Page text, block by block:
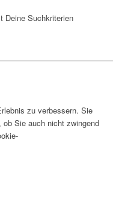
Deine Suchkriterien
zu verbessern. Sie
ob Sie auch nicht zwingend